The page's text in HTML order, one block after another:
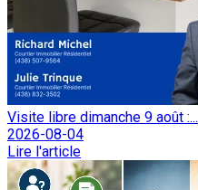
Visite libre dimanche 9 août :...
2026-08-04
Lire l'article